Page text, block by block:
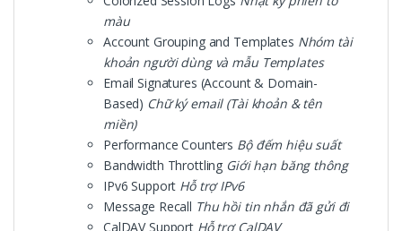
màu
Account Grouping and Templates Nhóm tài
khoản người dùng và mẫu Templates
Email Signatures (Account & Domain-
Based) Chữ ký email (Tài khoản & tên
miền)
Performance Counters Bộ đếm hiệu suất
Bandwidth Throttling Giới hạn băng thông
IPv6 Support Hỗ trợ IPv6
Message Recall Thu hồi tin nhắn đã gửi đi
CalDAV Support Hỗ trợ CalDAV